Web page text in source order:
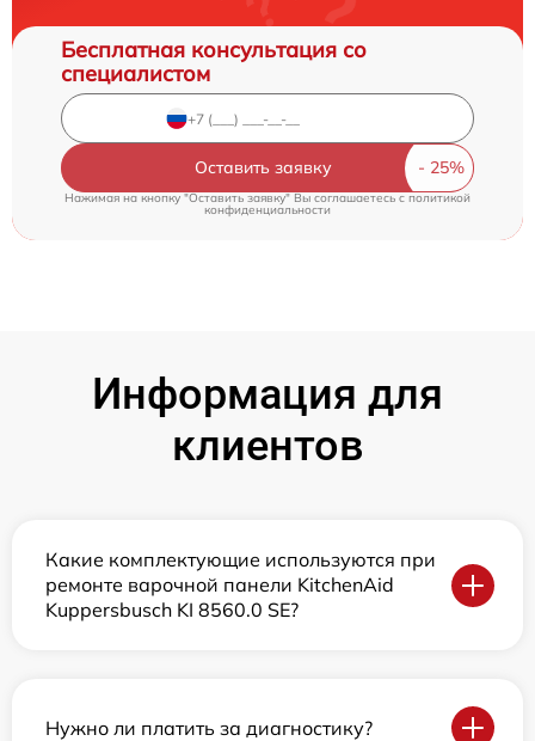
Бесплатная консультация со
специалистом
Оставить заявку
Нажимая на кнопку "Оставить заявку" Вы соглашаетесь cполитикой
конфиденциальности
Информация для
клиентов
Какие комплектующие используются при
ремонте варочной панели KitchenAid
Kuppersbusch KI 8560.0 SE?
Нужно ли платить за диагностику?